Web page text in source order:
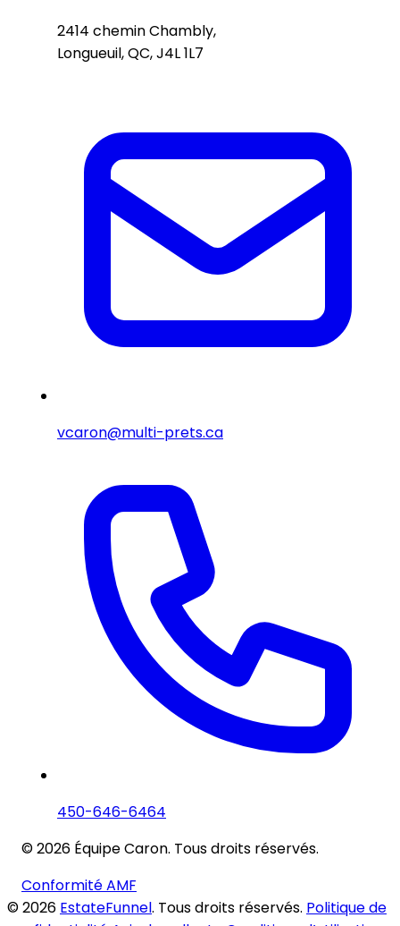
2414 chemin Chambly,
Longueuil, QC, J4L 1L7
vcaron@multi-prets.ca
450-646-6464
© 2026 Équipe Caron. Tous droits réservés.
Conformité AMF
© 2026 EstateFunnel. Tous droits réservés. Politique de